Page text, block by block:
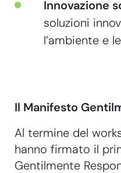
Innovazione
soluzioni
l’ambiente e
Il Manifesto
Al termine del
hanno firmato il
Gentilmente